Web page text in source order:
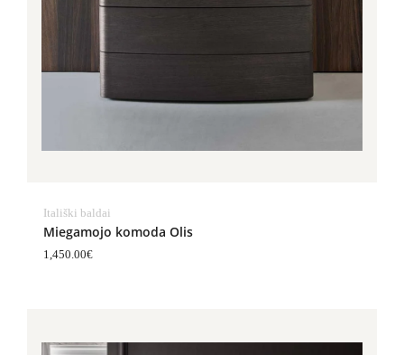
Itališki baldai
Miegamojo komoda Olis
1,450.00€
895.00€